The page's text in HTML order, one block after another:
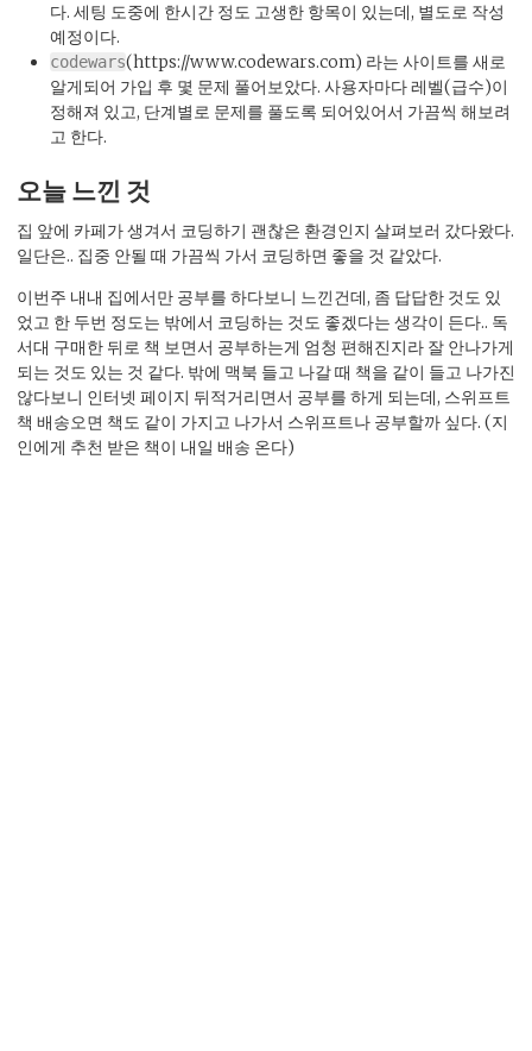
다. 세팅 도중에 한시간 정도 고생한 항목이 있는데, 별도로 작성
예정이다.
codewars(https://www.codewars.com) 라는 사이트를 새로
알게되어 가입 후 몇 문제 풀어보았다. 사용자마다 레벨(급수)이
정해져 있고, 단계별로 문제를 풀도록 되어있어서 가끔씩 해보려
고 한다.
오늘 느낀 것
집 앞에 카페가 생겨서 코딩하기 괜찮은 환경인지 살펴보러 갔다왔다.
일단은.. 집중 안될 때 가끔씩 가서 코딩하면 좋을 것 같았다.
이번주 내내 집에서만 공부를 하다보니 느낀건데, 좀 답답한 것도 있
었고 한 두번 정도는 밖에서 코딩하는 것도 좋겠다는 생각이 든다.. 독
서대 구매한 뒤로 책 보면서 공부하는게 엄청 편해진지라 잘 안나가게
되는 것도 있는 것 같다. 밖에 맥북 들고 나갈 때 책을 같이 들고 나가진
않다보니 인터넷 페이지 뒤적거리면서 공부를 하게 되는데, 스위프트
책 배송오면 책도 같이 가지고 나가서 스위프트나 공부할까 싶다. (지
인에게 추천 받은 책이 내일 배송 온다)